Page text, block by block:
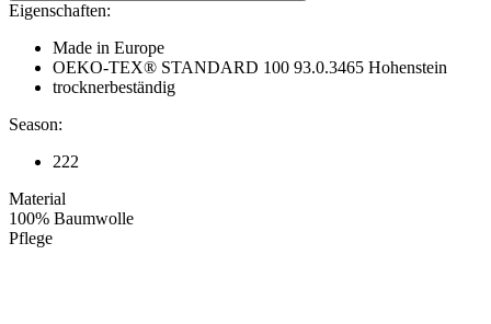
Eigenschaften:
Made in Europe
OEKO-TEX® STANDARD 100 93.0.3465 Hohenstein
trocknerbeständig
Season:
222
Material
100% Baumwolle
Pflege